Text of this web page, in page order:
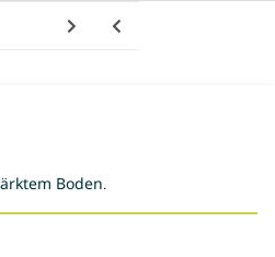
Boden.